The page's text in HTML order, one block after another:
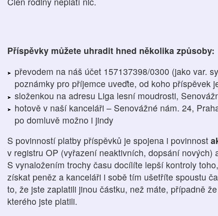
Příspěvky můžete uhradit hned několika způsoby:
převodem na náš účet 157137398/0300 (jako var.
poznámky pro příjemce uveďte, od koho příspěvek
složenkou na adresu Liga lesní moudrosti,
hotově v naší kanceláři – Senovážné nám. 24,
po domluvě možno i jindy
S povinností platby příspěvků je spojena i povinnost
v registru OP (vyřazení neaktivních, dopsání nových)
S vynaložením trochy času docílíte lepší kontroly
získat peněz a kanceláři i sobě tím ušetříte spoustu
to, že jste zaplatili jinou částku, než máte, případně
kterého jste platili.